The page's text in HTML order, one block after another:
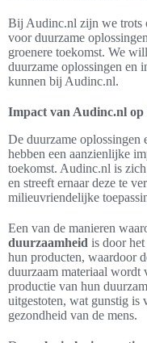
Bij Audinc.nl zijn we trots
voor duurzame
groenere toekomst. We
duurzame oplossingen en
kunnen bij Audinc.nl.
Impact van Audinc.nl op
De duurzame oplossingen
hebben een aanzienlijke
toekomst. Audinc.nl is
en streeft ernaar deze te
milieuvriendelijke
Een van de manieren
duurzaamheid is door
hun producten, waardoor
duurzaam materiaal wordt
productie van hun
uitgestoten, wat gunstig is
gezondheid van de mens.